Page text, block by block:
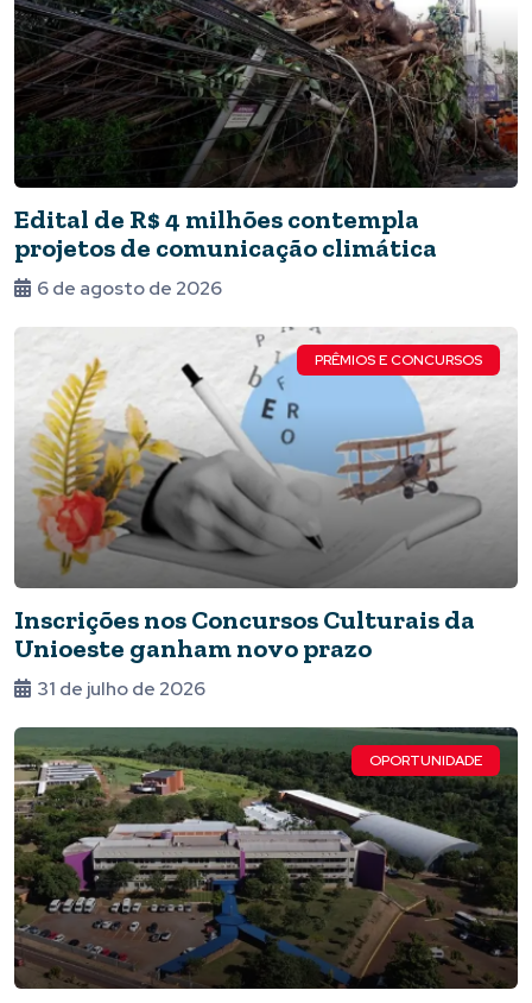
Edital de R$ 4 milhões contempla
projetos de comunicação climática
6 de agosto de 2026
PRÊMIOS E CONCURSOS
Inscrições nos Concursos Culturais da
Unioeste ganham novo prazo
31 de julho de 2026
OPORTUNIDADE